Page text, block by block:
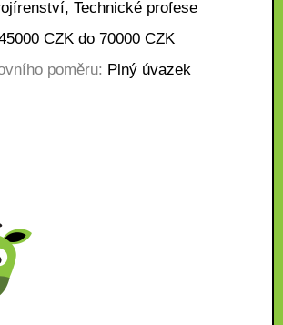
Technické profese
CZK do 70000 CZK
poměru: Plný úvazek